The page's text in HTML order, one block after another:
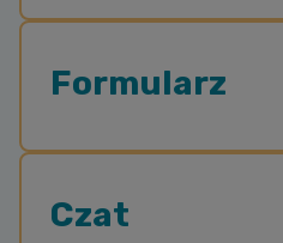
Formularz
Czat